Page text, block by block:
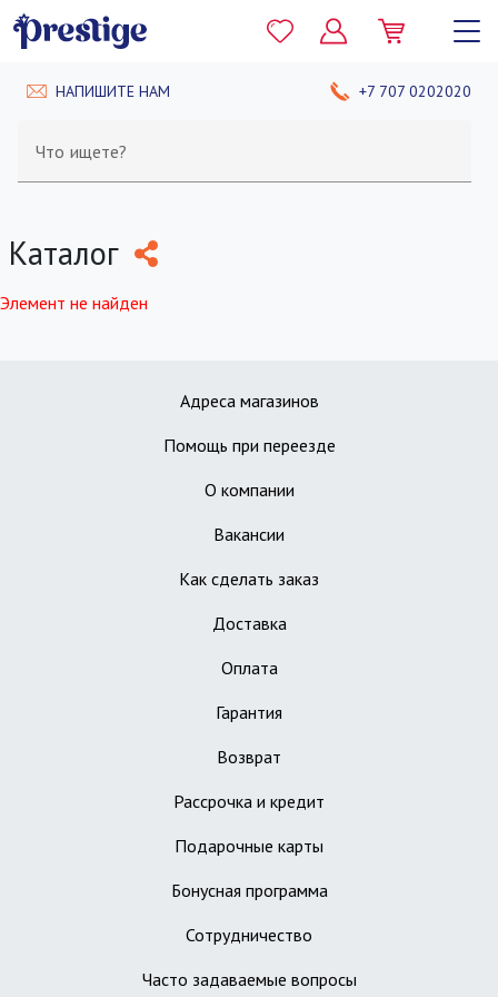
НАПИШИТЕ НАМ +7 707 0202020
Что ищете?
Каталог
Элемент не найден
Адреса магазинов
Помощь при переезде
О компании
Вакансии
Как сделать заказ
Доставка
Оплата
Гарантия
Возврат
Рассрочка и кредит
Подарочные карты
Бонусная программа
Сотрудничество
Часто задаваемые вопросы